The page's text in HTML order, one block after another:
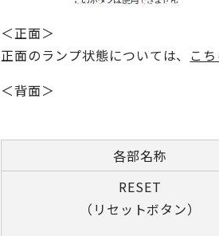
＜正面＞
正面のランプ状態については、 こ
＜背面＞
各部名称
RESET
（リセットボタン）